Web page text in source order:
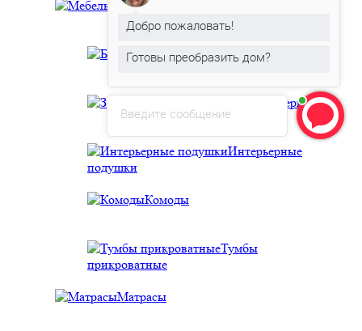
Банкетки
Зеркала интерьерные
Интерьерные
подушки
Комоды
Тумбы
прикроватные
Матрасы
Введите сообщение
Добро пожаловать!
Готовы преобразить дом?